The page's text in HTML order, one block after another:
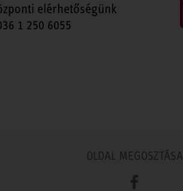
elérhetőségünk
1 250 6055
OLDAL MEGOSZTÁSA
Facebook